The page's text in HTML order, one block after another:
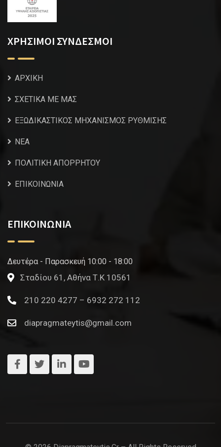
ΧΡΗΣΙΜΟΙ ΣΥΝΔΕΣΜΟΙ
ΑΡΧΙΚΗ
ΣΧΕΤΙΚΑ ΜΕ ΜΑΣ
ΕΞΩΔΙΚΑΣΤΙΚΟΣ ΜΗΧΑΝΙΣΜΟΣ ΡΥΘΜΙΣΗΣ
NEA
ΠΟΛΙΤΙΚΗ ΑΠΟΡΡΗΤΟΥ
ΕΠΙΚΟΙΝΩΝΙΑ
ΕΠΙΚΟΙΝΩΝΙΑ
Δευτέρα - Παρασκευή 10:00 - 18:00
Σταδίου 61, Αθήνα Τ.Κ 10561
210 220 4277 – 6932 272 112
diapragmateytis@gmail.com